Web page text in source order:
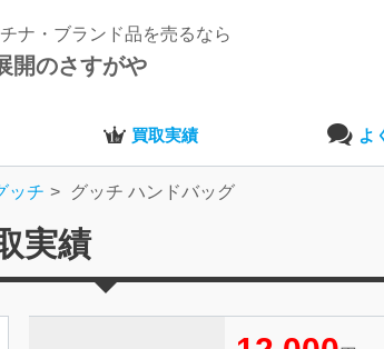
ナ・ブランド品を売るなら
開のさすがや
買取実績 よ
ッチ グッチ ハンドバッグ
実績